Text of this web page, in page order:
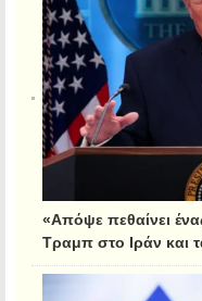
«Απόψε πεθαίνει
Τραμπ στο Ιράν και